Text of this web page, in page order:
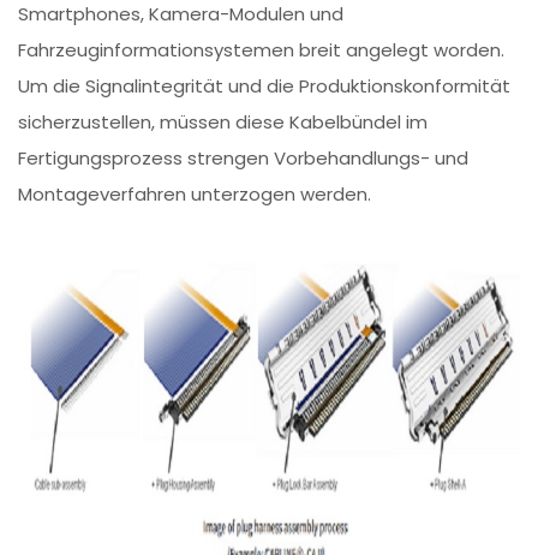
Smartphones, Kamera-Modulen und
Fahrzeuginformationsystemen breit angelegt worden.
Um die Signalintegrität und die Produktionskonformität
sicherzustellen, müssen diese Kabelbündel im
Fertigungsprozess strengen Vorbehandlungs- und
Montageverfahren unterzogen werden.